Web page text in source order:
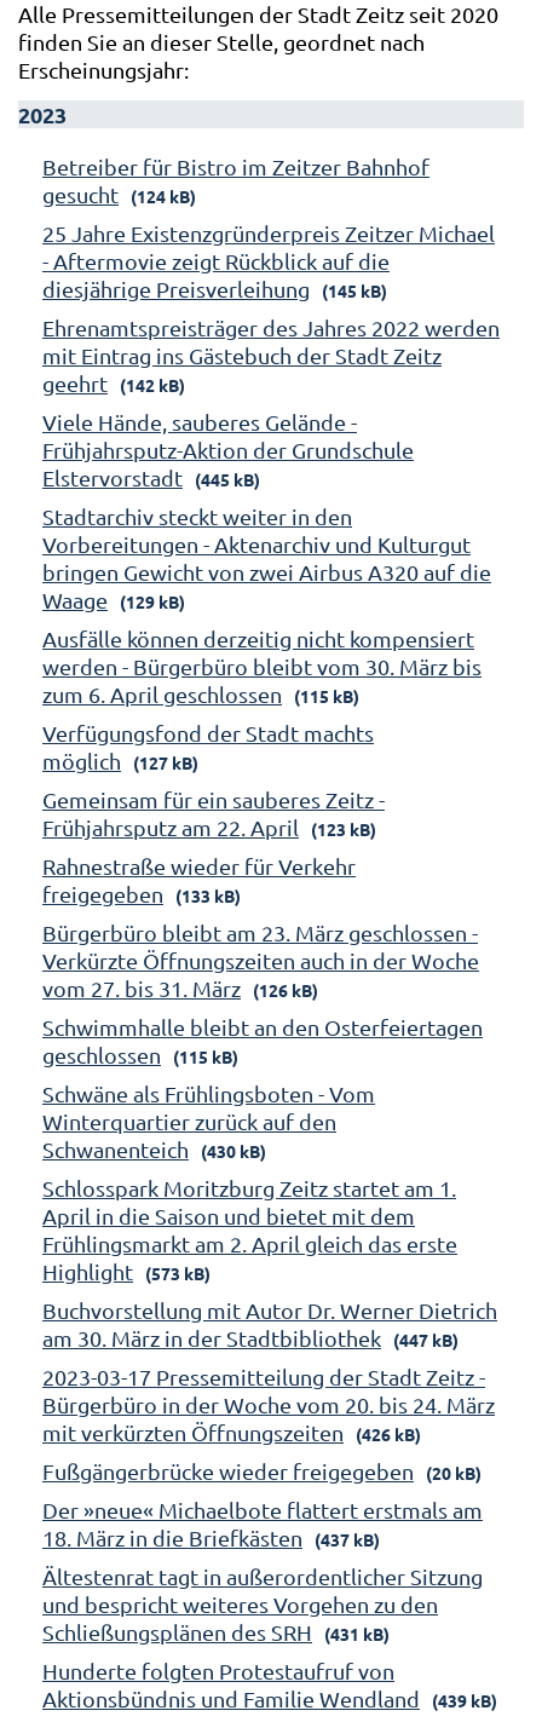
Alle Pressemitteilungen der Stadt Zeitz seit 2020
finden Sie an dieser Stelle, geordnet nach
Erscheinungsjahr:
2023
Betreiber für Bistro im Zeitzer Bahnhof
gesucht
(124 kB)
25 Jahre Existenzgründerpreis Zeitzer Michael
- Aftermovie zeigt Rückblick auf die
diesjährige Preisverleihung
(145 kB)
Ehrenamtspreisträger des Jahres 2022 werden
mit Eintrag ins Gästebuch der Stadt Zeitz
geehrt
(142 kB)
Viele Hände, sauberes Gelände -
Frühjahrsputz-Aktion der Grundschule
Elstervorstadt
(445 kB)
Stadtarchiv steckt weiter in den
Vorbereitungen - Aktenarchiv und Kulturgut
bringen Gewicht von zwei Airbus A320 auf die
Waage
(129 kB)
Ausfälle können derzeitig nicht kompensiert
werden - Bürgerbüro bleibt vom 30. März bis
zum 6. April geschlossen
(115 kB)
Verfügungsfond der Stadt machts
möglich
(127 kB)
Gemeinsam für ein sauberes Zeitz -
Frühjahrsputz am 22. April
(123 kB)
Rahnestraße wieder für Verkehr
freigegeben
(133 kB)
Bürgerbüro bleibt am 23. März geschlossen -
Verkürzte Öffnungszeiten auch in der Woche
vom 27. bis 31. März
(126 kB)
Schwimmhalle bleibt an den Osterfeiertagen
geschlossen
(115 kB)
Schwäne als Frühlingsboten - Vom
Winterquartier zurück auf den
Schwanenteich
(430 kB)
Schlosspark Moritzburg Zeitz startet am 1.
April in die Saison und bietet mit dem
Frühlingsmarkt am 2. April gleich das erste
Highlight
(573 kB)
Buchvorstellung mit Autor Dr. Werner Dietrich
am 30. März in der Stadtbibliothek
(447 kB)
2023-03-17 Pressemitteilung der Stadt Zeitz -
Bürgerbüro in der Woche vom 20. bis 24. März
mit verkürzten Öffnungszeiten
(426 kB)
Fußgängerbrücke wieder freigegeben (20 kB)
Der »neue« Michaelbote flattert erstmals am
18. März in die Briefkästen
(437 kB)
Ältestenrat tagt in außerordentlicher Sitzung
und bespricht weiteres Vorgehen zu den
Schließungsplänen des SRH
(431 kB)
Hunderte folgten Protestaufruf von
Aktionsbündnis und Familie Wendland
(439 kB)